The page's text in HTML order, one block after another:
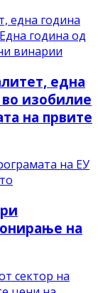
една
изобилие
на првите
на